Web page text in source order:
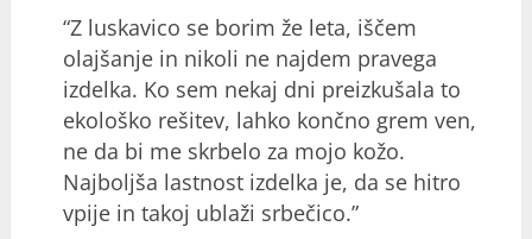
“Z luskavico se borim že leta, iščem
olajšanje in nikoli ne najdem pravega
izdelka. Ko sem nekaj dni preizkušala to
ekološko rešitev, lahko končno grem ven,
ne da bi me skrbelo za mojo kožo.
Najboljša lastnost izdelka je, da se hitro
vpije in takoj ublaži srbečico.”